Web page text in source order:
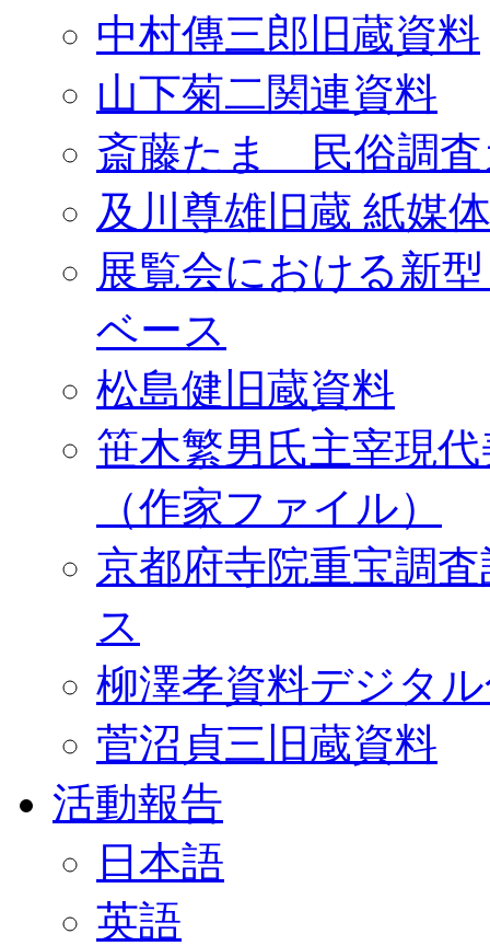
中村傳三郎旧蔵資料
山下菊二関連資料
斎藤たま 民俗調査
及川尊雄旧蔵 紙媒
展覧会における新
ベース
松島健旧蔵資料
笹木繁男氏主宰現
（作家ファイル）
京都府寺院重宝調
ス
柳澤孝資料デジタ
菅沼貞三旧蔵資料
活動報告
日本語
英語